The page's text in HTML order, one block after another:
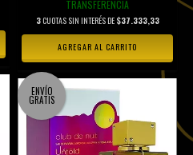
TRANSFERENCIA
3CUOTAS SIN INTERÉS DE $37.333,33
ENVÍO
GRATIS